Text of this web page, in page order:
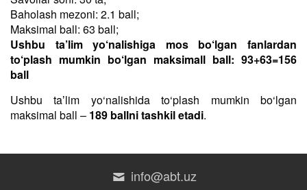
Baholash mezoni: 2.1 ball;
Maksimal ball: 63 ball;
Ushbu ta’lim yo‘nalishiga mos bo‘lgan fanlardan
to‘plash mumkin bo‘lgan maksimall ball: 93+63=156
ball
Ushbu taʼlim yo‘nalishida to‘plash mumkin bo‘lgan
maksimal ball – 189 ballni tashkil etadi.
info@abt.uz